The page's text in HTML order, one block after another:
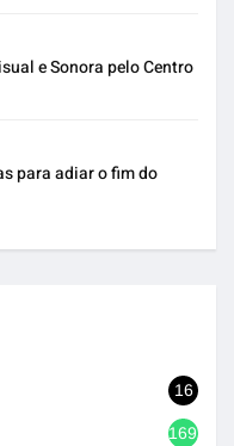
e Sonora pelo Centro
para adiar o fim do
16
1692